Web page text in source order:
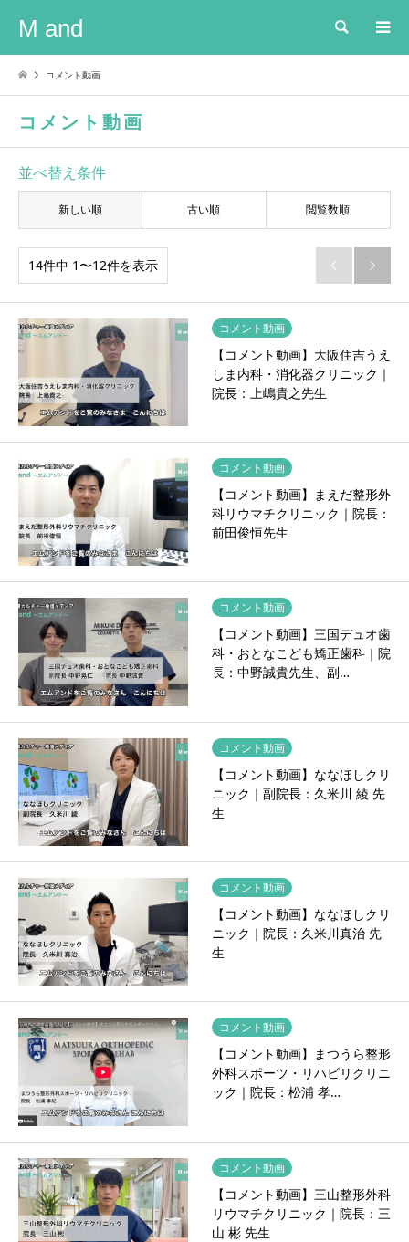
M and 検索
コメント動画
コメント動画
並べ替え条件
新しい順 古い順 閲覧数順
14件中 1〜12件を表示  
コメント動画
【コメント動画】大阪住吉うえ
しま内科・消化器クリニック｜
院長：上嶋貴之先生
コメント動画
【コメント動画】まえだ整形外
科リウマチクリニック｜院長：
前田俊恒先生
コメント動画
【コメント動画】三国デュオ歯
科・おとなこども矯正歯科｜院
長：中野誠貴先生、副…
コメント動画
【コメント動画】ななほしクリ
ニック｜副院長：久米川 綾 先
生
コメント動画
【コメント動画】ななほしクリ
ニック｜院長：久米川真治 先
生
コメント動画
【コメント動画】まつうら整形
外科スポーツ・リハビリクリニ
ック｜院長：松浦 孝…
コメント動画
【コメント動画】三山整形外科
リウマチクリニック｜院長：三
山 彬 先生